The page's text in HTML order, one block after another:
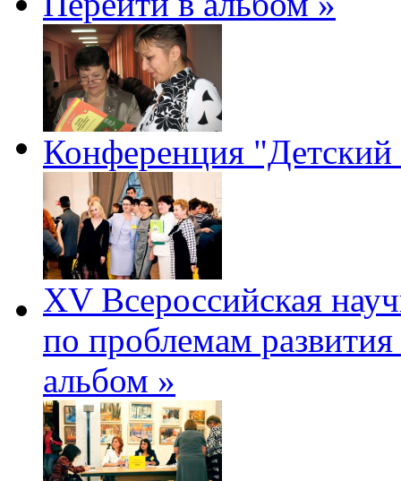
Конференция
XV Всероссийская
по проблемам
альбом »